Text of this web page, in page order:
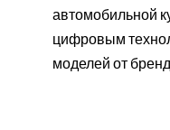
автомобильной
цифровым
моделей от